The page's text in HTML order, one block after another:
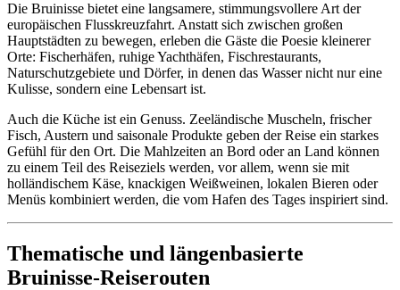
Die Bruinisse bietet eine langsamere, stimmungsvollere Art der
europäischen Flusskreuzfahrt. Anstatt sich zwischen großen
Hauptstädten zu bewegen, erleben die Gäste die Poesie kleinerer
Orte: Fischerhäfen, ruhige Yachthäfen, Fischrestaurants,
Naturschutzgebiete und Dörfer, in denen das Wasser nicht nur eine
Kulisse, sondern eine Lebensart ist.
Auch die Küche ist ein Genuss. Zeeländische Muscheln, frischer
Fisch, Austern und saisonale Produkte geben der Reise ein starkes
Gefühl für den Ort. Die Mahlzeiten an Bord oder an Land können
zu einem Teil des Reiseziels werden, vor allem, wenn sie mit
holländischem Käse, knackigen Weißweinen, lokalen Bieren oder
Menüs kombiniert werden, die vom Hafen des Tages inspiriert sind.
Thematische und längenbasierte
Bruinisse-Reiserouten